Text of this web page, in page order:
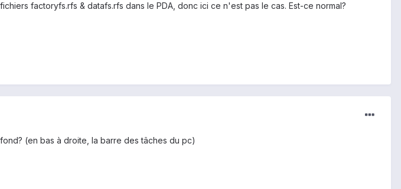
factoryfs.rfs & datafs.rfs dans le PDA, donc ici ce n'est pas le cas. Est-ce normal?
(en bas à droite, la barre des tâches du pc)